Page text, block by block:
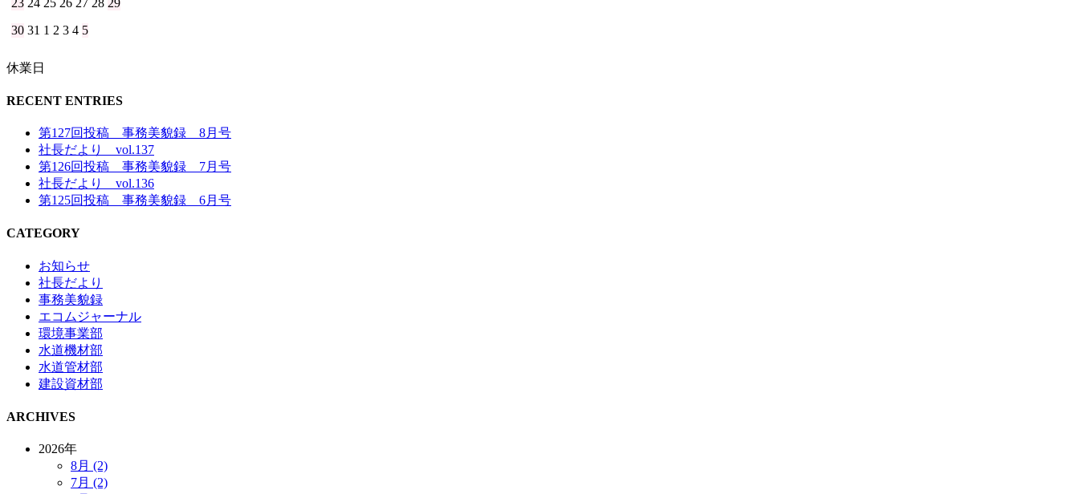
30 31 1 2 3 4 5
休業日
RECENT ENTRIES
第127回投稿 事務美貌録 8月号
社長だより vol.137
第126回投稿 事務美貌録 7月号
社長だより vol.136
第125回投稿 事務美貌録 6月号
CATEGORY
お知らせ
社長だより
事務美貌録
エコムジャーナル
環境事業部
水道機材部
水道管材部
建設資材部
ARCHIVES
2026年
8月 (2)
7月 (2)